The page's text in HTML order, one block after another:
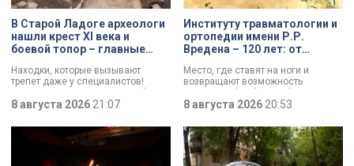
В Старой Ладоге археологи
нашли крест XI века и
боевой топор – главные
Находки, которые вызывают
трепет даже у специалистов!
тысячи лет и боевой топор – вот
экспедиции в Старой Ладоге в
8 августа 202621:07
Институту травматологии и
ортопедии имени Р.Р.
Вредена – 120 лет: от
до передового
медицинского центра
Место, где ставят на ноги и
возвращают возможность
отмечает Институт травматологии
8 августа 202620:53